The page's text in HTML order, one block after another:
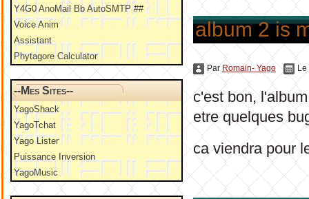
Y4G0 AnoMail Bb AutoSMTP ##
Voice Anim
Assistant
Phytagore Calculator
--Mes Sites--
YagoShack
YagoTchat
Yago Lister
Puissance Inversion
YagoMusic
album 2 is
Par Romain- Yago
c'est bon,
etre quelques
ca viendra pour